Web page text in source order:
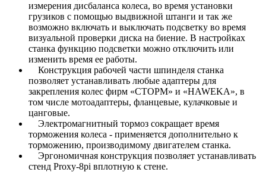
измерения дисбаланса колеса, во время установки
грузиков с помощью выдвижной штанги и так же
возможно включать и выключать подсветку во время
визуальной проверки диска на биение. В настройках
станка функцию подсветки можно отключить или
изменить время ее работы.
Конструкция рабочей части шпинделя станка
позволяет устанавливать любые адаптеры для
закрепления колес фирм «СТОРМ» и «HAWEKA», в
том числе мотоадаптеры, фланцевые, кулачковые и
цанговые.
Электромагнитный тормоз сокращает время
торможения колеса - применяется дополнительно к
торможению, производимому двигателем станка.
Эргономичная конструкция позволяет устанавливать
стенд Proxy-8pi вплотную к стене.